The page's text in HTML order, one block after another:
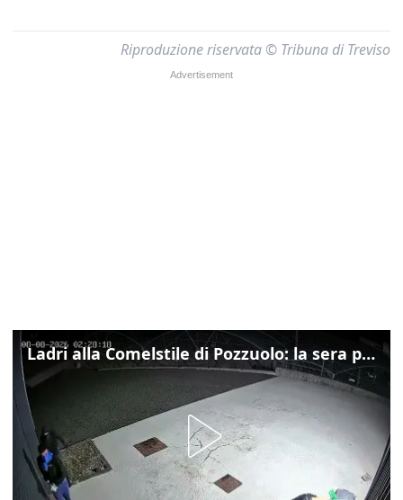
Riproduzione riservata © Tribuna di Treviso
Ladri alla Comelstile di Pozzuolo: la sera prima il tentato furto a Buja, ecco le immagini